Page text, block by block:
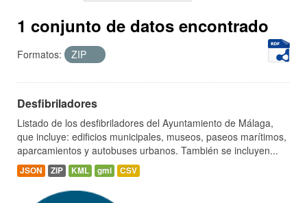
1 conjunto de datos encontrado
Formatos: ZIP
Desfibriladores
Listado de los desfibriladores del Ayuntamiento de Málaga,
que incluye: edificios municipales, museos, paseos marítimos,
aparcamientos y autobuses urbanos. También se incluyen...
JSON ZIP KML gml CSV